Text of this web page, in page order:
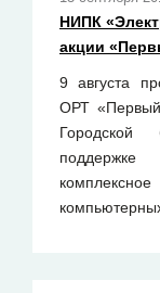
НИПК
акции
9 августа
ОРТ «Первый
Городской